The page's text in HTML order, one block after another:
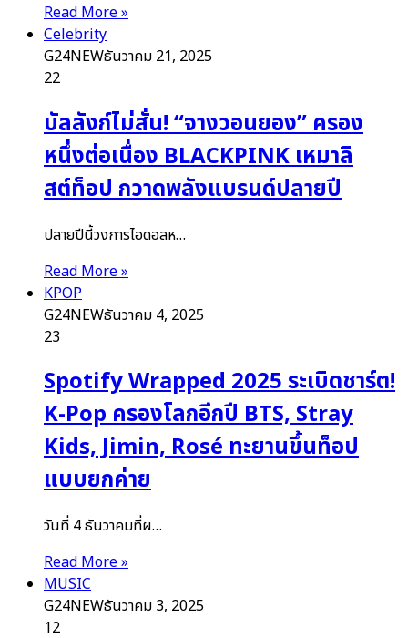
Read More »
Celebrity
G24NEWธันวาคม 21, 2025
22
บัลลังก์ไม่สั่น! “จางวอนยอง” ครอง
หนึ่งต่อเนื่อง BLACKPINK เหมาลิ
สต์ท็อป กวาดพลังแบรนด์ปลายปี
ปลายปีนี้วงการไอดอลห…
Read More »
KPOP
G24NEWธันวาคม 4, 2025
23
Spotify Wrapped 2025 ระเบิดชาร์ต!
K-Pop ครองโลกอีกปี BTS, Stray
Kids, Jimin, Rosé ทะยานขึ้นท็อป
แบบยกค่าย
วันที่ 4 ธันวาคมที่ผ…
Read More »
MUSIC
G24NEWธันวาคม 3, 2025
12